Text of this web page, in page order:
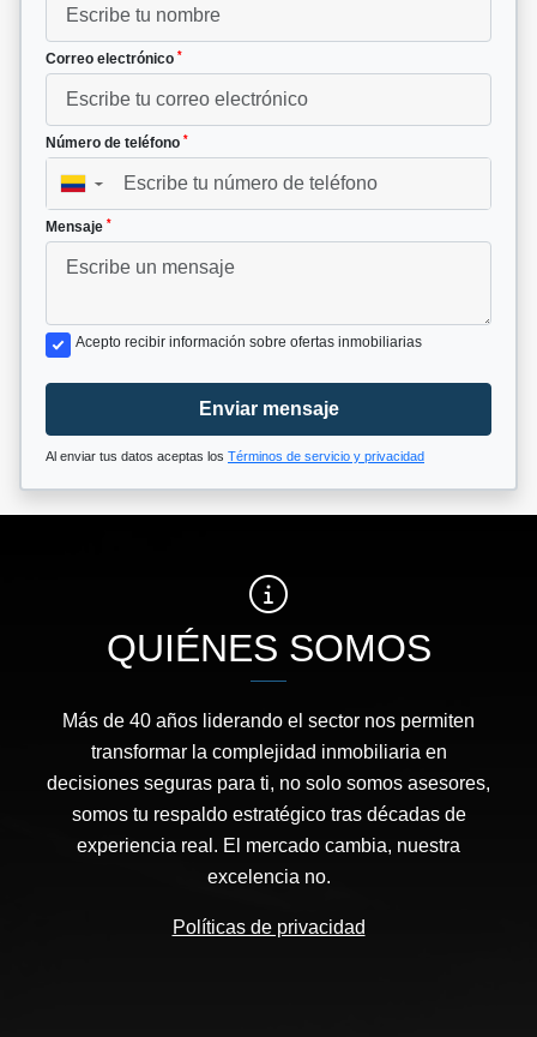
Correo electrónico *
Número de teléfono *
▼
Mensaje *
Acepto recibir información sobre ofertas inmobiliarias
Enviar mensaje
Al enviar tus datos aceptas los Términos de servicio y privacidad
QUIÉNES SOMOS
Más de 40 años liderando el sector nos permiten
transformar la complejidad inmobiliaria en
decisiones seguras para ti, no solo somos asesores,
somos tu respaldo estratégico tras décadas de
experiencia real. El mercado cambia, nuestra
excelencia no.
Políticas de privacidad